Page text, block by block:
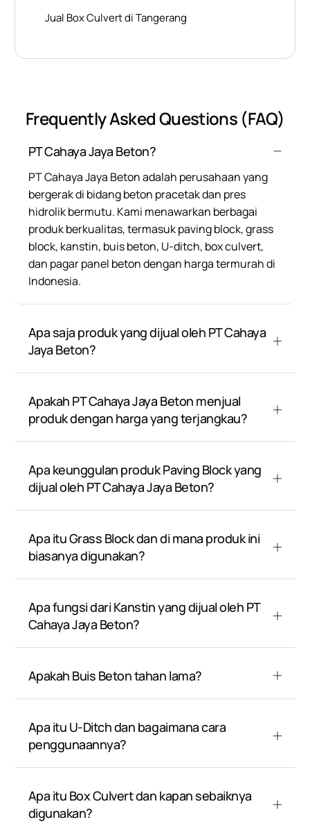
Jual Box Culvert di Tangerang
Frequently Asked Questions (FAQ)
PT Cahaya Jaya Beton?
PT Cahaya Jaya Beton adalah perusahaan yang
bergerak di bidang beton pracetak dan pres
hidrolik bermutu. Kami menawarkan berbagai
produk berkualitas, termasuk paving block, grass
block, kanstin, buis beton, U-ditch, box culvert,
dan pagar panel beton dengan harga termurah di
Indonesia.
Apa saja produk yang dijual oleh PT Cahaya
Jaya Beton?
Apakah PT Cahaya Jaya Beton menjual
produk dengan harga yang terjangkau?
Apa keunggulan produk Paving Block yang
dijual oleh PT Cahaya Jaya Beton?
Apa itu Grass Block dan di mana produk ini
biasanya digunakan?
Apa fungsi dari Kanstin yang dijual oleh PT
Cahaya Jaya Beton?
Apakah Buis Beton tahan lama?
Apa itu U-Ditch dan bagaimana cara
penggunaannya?
Apa itu Box Culvert dan kapan sebaiknya
digunakan?